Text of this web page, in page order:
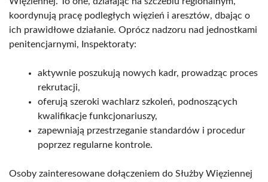
koordynują pracę podległych więzień i aresztów, dbając o
ich prawidłowe działanie. Oprócz nadzoru nad jednostkami
penitencjarnymi, Inspektoraty:
aktywnie poszukują nowych kadr, prowadząc proces
rekrutacji,
oferują szeroki wachlarz szkoleń, podnoszących
kwalifikacje funkcjonariuszy,
zapewniają przestrzeganie standardów i procedur
poprzez regularne kontrole.
Osoby zainteresowane dołączeniem do Służby Więziennej